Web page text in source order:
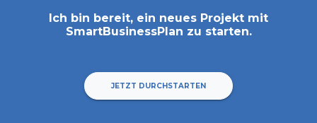
Ich bin bereit, ein neues Projekt mit
SmartBusinessPlan zu starten.
JETZT DURCHSTARTEN